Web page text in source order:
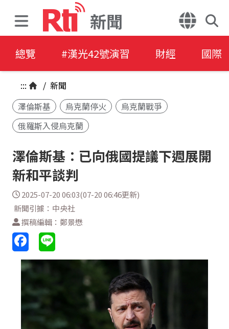
新聞
總覽 #漢光42號演習 財經 國際
::: / 新聞
澤倫斯基
烏克蘭停火
烏克蘭戰爭
俄羅斯入侵烏克蘭
澤倫斯基：已向俄國提議下週展開
新和平談判
2025-07-20 06:03(07-20 06:46更新)
新聞引據：中央社
撰稿編輯：鄭景懋